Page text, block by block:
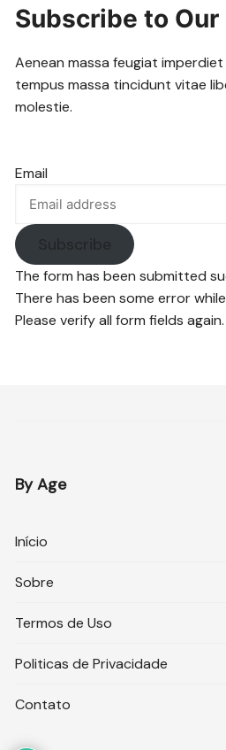
Subscribe to
Aenean massa feugiat
tempus massa tincidunt vitae
molestie.
Email
Subscribe
The form has been submitted
There has been some error
Please verify all form fields again.
By Age
Início
Sobre
Termos de Uso
Politicas de Privacidade
Contato